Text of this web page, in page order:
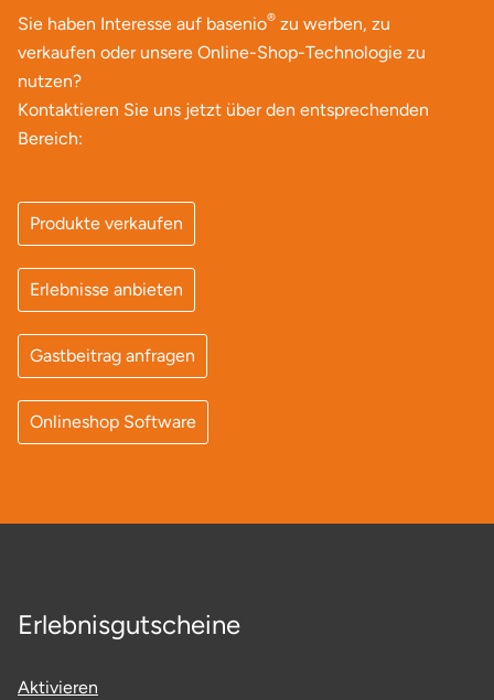
Sie haben Interesse auf basenio® zu werben, zu
verkaufen oder unsere Online-Shop-Technologie zu
nutzen?
Kontaktieren Sie uns jetzt über den entsprechenden
Bereich:
Produkte verkaufen
Erlebnisse anbieten
Gastbeitrag anfragen
Onlineshop Software
Erlebnisgutscheine
Aktivieren